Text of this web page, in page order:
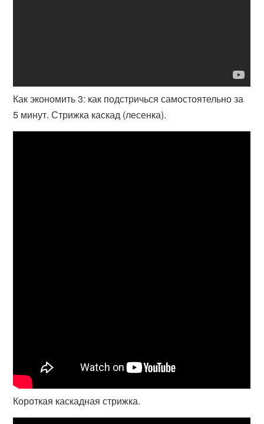
Как экономить 3: как подстричься самостоятельно за
5 минут. Стрижка каскад (лесенка).
Короткая каскадная стрижка.